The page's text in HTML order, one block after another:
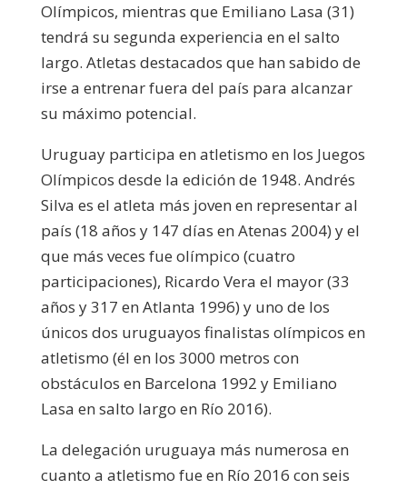
Olímpicos, mientras que Emiliano Lasa (31)
tendrá su segunda experiencia en el salto
largo. Atletas destacados que han sabido de
irse a entrenar fuera del país para alcanzar
su máximo potencial.
Uruguay participa en atletismo en los Juegos
Olímpicos desde la edición de 1948. Andrés
Silva es el atleta más joven en representar al
país (18 años y 147 días en Atenas 2004) y el
que más veces fue olímpico (cuatro
participaciones), Ricardo Vera el mayor (33
años y 317 en Atlanta 1996) y uno de los
únicos dos uruguayos finalistas olímpicos en
atletismo (él en los 3000 metros con
obstáculos en Barcelona 1992 y Emiliano
Lasa en salto largo en Río 2016).
La delegación uruguaya más numerosa en
cuanto a atletismo fue en Río 2016 con seis